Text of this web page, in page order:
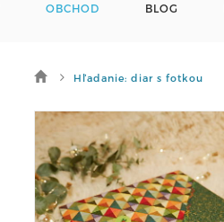
OBCHOD BLOG
Hľadanie: diar s fotkou